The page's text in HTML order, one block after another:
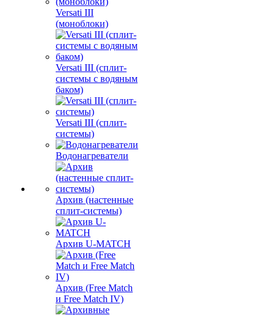
Versati III
(моноблоки)
Versati III (сплит-
системы с водяным
баком)
Versati III (сплит-
системы)
Водонагреватели
Архив (настенные
сплит-системы)
Архив U-MATCH
Архив (Free Match
и Free Match IV)